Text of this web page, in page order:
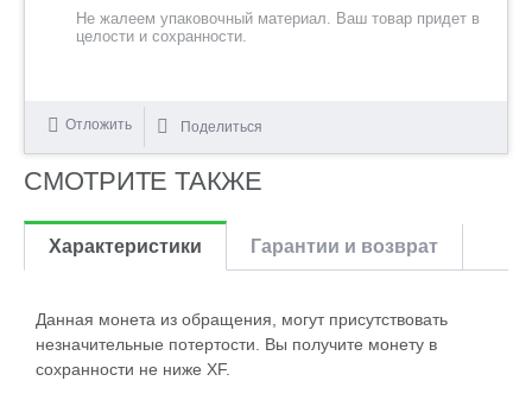
Не жалеем упаковочный материал. Ваш товар придет в
целости и сохранности.
Отложить Поделиться
СМОТРИТЕ ТАКЖЕ
Характеристики Гарантии и возврат
Данная монета из обращения, могут присутствовать
незначительные потертости. Вы получите монету в
сохранности не ниже XF.